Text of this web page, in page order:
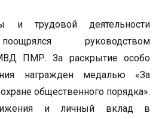
трудовой деятельности
руководством
ПМР. За раскрытие особо
награжден медалью «За
общественного порядка».
и личный вклад в